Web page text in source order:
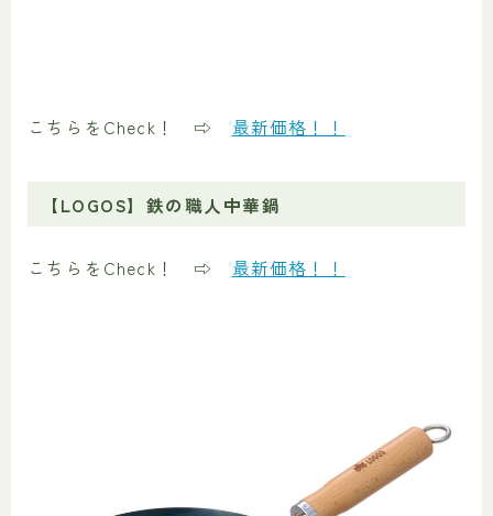
こちらをCheck！ ⇨ 最新価格！！
【LOGOS】鉄の職人中華鍋
こちらをCheck！ ⇨ 最新価格！！